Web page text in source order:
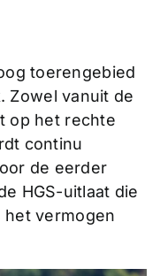
toerengebied
Zowel vanuit de
op het rechte
continu
de eerder
HGS-uitlaat die
het vermogen